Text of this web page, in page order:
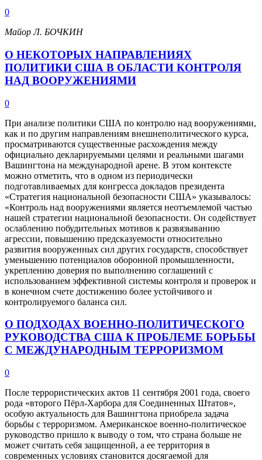
0
Майор Л. БОЧКИН
О НЕКОТОРЫХ НАПРАВЛЕНИЯХ
ПОЛИТИКИ США В ОБЛАСТИ КОНТРОЛЯ
НАД ВООРУЖЕНИЯМИ
0
При анализе политики США по контролю над вооружениями,
как и по другим направлениям внешнеполитического курса,
просматриваются существенные расхождения между
официально декларируемыми целями и реальными шагами
Вашингтона на международной арене. В этом контексте
можно отметить, что в одном из периодически
подготавливаемых для конгресса докладов президента
«Стратегия национальной безопасности США» указывалось:
«Контроль над вооружениями является неотъемлемой частью
нашей стратегии национальной безопасности. Он содействует
ослаблению побудительных мотивов к развязыванию
агрессии, повышению предсказуемости относительно
развития вооруженных сил других государств, способствует
уменьшению потенциалов оборонной промышленности,
укреплению доверия по выполнению соглашений с
использованием эффективной системы контроля и проверок и
в конечном счете достижению более устойчивого и
контролируемого баланса сил.
О ПОДХОДАХ ВОЕННО-ПОЛИТИЧЕСКОГО
РУКОВОДСТВА США К ПРОБЛЕМЕ БОРЬБЫ
С МЕЖДУНАРОДНЫМ ТЕРРОРИЗМОМ
0
После террористических актов 11 сентября 2001 года, своего
рода «второго Пёрл-Харбора для Соединенных Штатов»,
особую актуальность для Вашингтона приобрела задача
борьбы с терроризмом. Американское военно-политическое
руководство пришло к выводу о том, что страна больше не
может считать себя защищенной, а ее территория в
современных условиях становится досягаемой для